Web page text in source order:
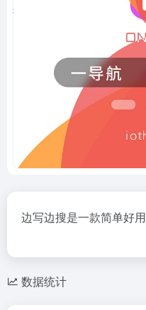
边写边搜是一款简单好
数据统计